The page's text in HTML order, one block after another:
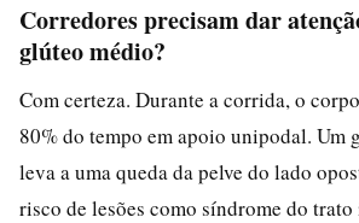
Corredores precisam dar
glúteo médio?
Com certeza. Durante a corrida, o
80% do tempo em apoio unipodal. Um
leva a uma queda da pelve do lado
risco de lesões como síndrome do